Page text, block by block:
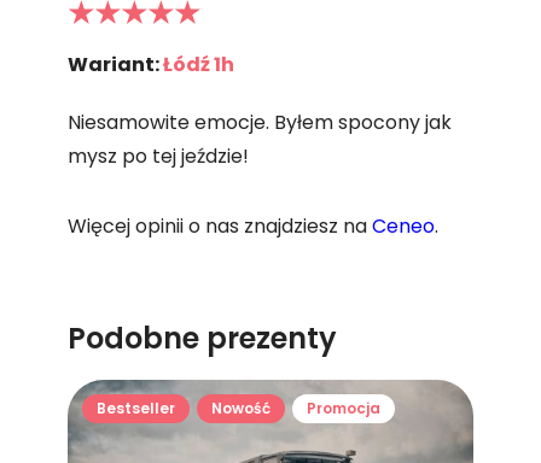
Wariant:Łódź 1h
Niesamowite emocje. Byłem spocony jak
mysz po tej jeździe!
Więcej opinii o nas znajdziesz naCeneo.
Podobne prezenty
Bestseller Nowość Promocja